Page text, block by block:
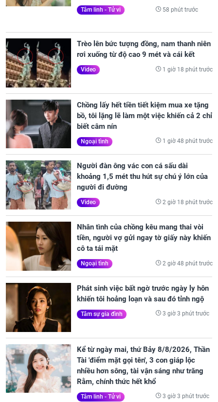
Tâm linh - Tử vi 58 phút trước
Trèo lên bức tượng đồng, nam thanh niên
rơi xuống từ độ cao 9 mét và cái kết
Video 1 giờ 18 phút trước
Chồng lấy hết tiền tiết kiệm mua xe tặng
bồ, tôi lặng lẽ làm một việc khiến cả 2 chỉ
biết câm nín
Ngoại tình 1 giờ 48 phút trước
Người đàn ông vác con cá sấu dài
khoảng 1,5 mét thu hút sự chú ý lớn của
người đi đường
Video 2 giờ 18 phút trước
Nhân tình của chồng kêu mang thai vòi
tiền, người vợ gửi ngay tờ giấy này khiến
cô ta tái mặt
Ngoại tình 2 giờ 48 phút trước
Phát sinh việc bất ngờ trước ngày ly hôn
khiến tôi hoảng loạn và sau đó tỉnh ngộ
Tâm sự gia đình 3 giờ 3 phút trước
Kể từ ngày mai, thứ Bảy 8/8/2026, Thần
Tài 'điểm mặt gọi tên', 3 con giáp lộc
nhiều hơn sông, tài vận sáng như trăng
Rằm, chính thức hết khổ
Tâm linh - Tử vi 3 giờ 3 phút trước